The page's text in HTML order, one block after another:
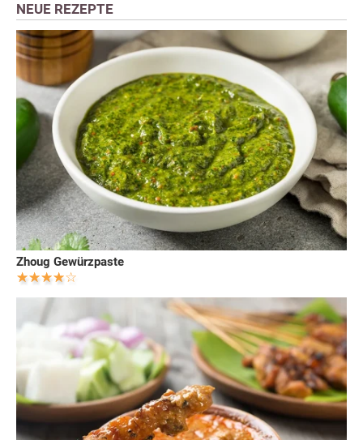
NEUE REZEPTE
Zhoug Gewürzpaste